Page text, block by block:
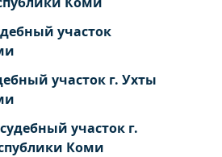
участок
участок г. Ухты
участок г.
Коми